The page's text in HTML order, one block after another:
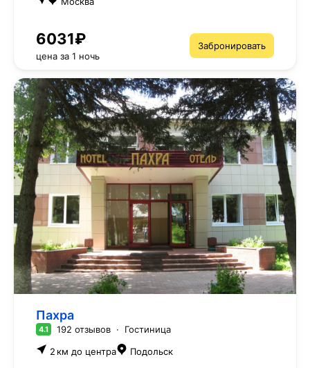
6031₽
цена за 1 ночь
Забронировать
Пахра
4.1 192 отзывов · Гостиница
2 км до центра
Подольск